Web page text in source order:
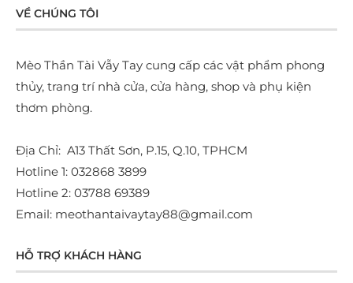
VỀ CHÚNG TÔI
Mèo Thần Tài Vẫy Tay cung cấp các vật phẩm phong
thủy, trang trí nhà cửa, cửa hàng, shop và phụ kiện
thơm phòng.
Địa Chỉ: A13 Thất Sơn, P.15, Q.10, TPHCM
Hotline 1: 032868 3899
Hotline 2: 03788 69389
Email: meothantaivaytay88@gmail.com
HỖ TRỢ KHÁCH HÀNG